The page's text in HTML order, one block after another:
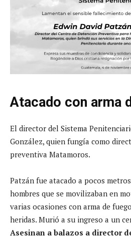
Atacado con arma
El director del Sistema
González, quien fungía como
preventiva Matamoros.
Patzán fue atacado a pocos
hombres que se movilizaban en
varias ocasiones con arma de
heridas. Murió a su ingreso a un
Asesinan a balazos a director